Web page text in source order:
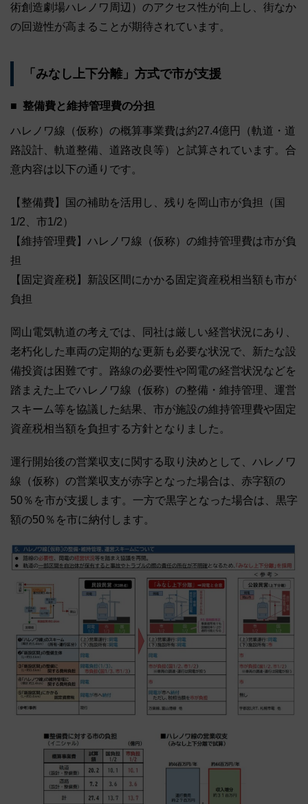
術創造劇場ハレノワ周辺）のアクセス性が向上し、街なか
の回遊性が高まることが期待されています。
「みなし上下分離」方式で市が支援
整備費と維持管理費の分担
ハレノワ線（仮称）の概算事業費は約27.4億円（軌道・道
路設計、軌道整備、道路改良等）と試算されています。合
意内容は以下の通りです。
【整備費】国の補助を活用し、残りを岡山市が負担（国
1/2、市1/2）
【維持管理費】ハレノワ線（仮称）の維持管理費は市が負
担
【固定資産税】新設区間にかかる固定資産税相当額も市が
負担
岡山電気軌道の考えでは、同社は厳しい経営状況にあり、
老朽化した車両の定期的な更新も必要な状況で、新たな設
備投資は困難です。路線の必要性や岡電の経営状況などを
踏まえた上でハレノワ線（仮称）の整備・維持管理、運営
スキーム等を協議した結果、市が施設の維持管理費や固定
資産税相当額を負担する方針となりました。
運行開始後の営業収支に関する取り決めとして、ハレノワ
線（仮称）の営業収支が赤字となった場合は、赤字額の
50％を市が支援します。一方で黒字となった場合は、黒字
額の50％を市に納付します。